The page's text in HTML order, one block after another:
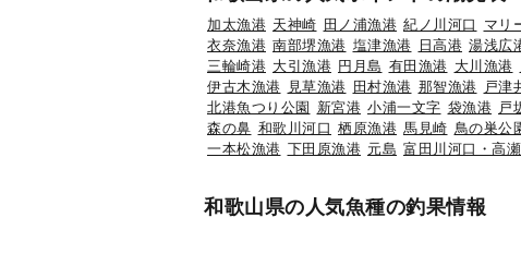
加太漁港 天神崎 田ノ浦漁港 紀ノ川河口 マリ
衣奈漁港 南部堺漁港 塩津漁港 日高港 湯浅広
三輪崎港 大引漁港 円月島 有田漁港 大川漁港
伊古木漁港 見草漁港 田村漁港 那智漁港 戸津
北港魚つり公園
新宮港 小浦一文字 袋漁港 戸
森の鼻 和歌川河口 栖原漁港 馬見崎 鳥の巣公
一本松漁港 下田原漁港 元島 富田川河口・高
和歌山県の人気魚種の釣果情報